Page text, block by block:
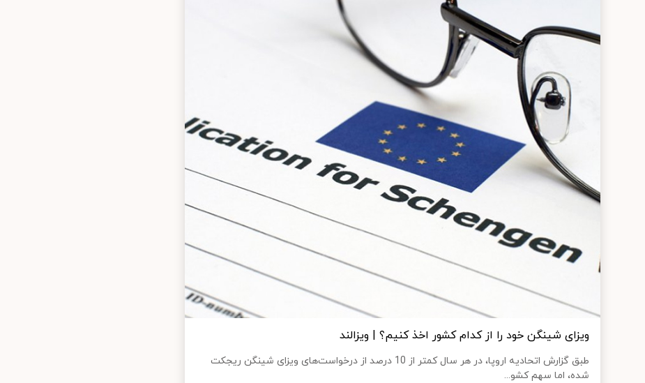
ویزای شینگن خود را از کدام کشور اخذ کنیم؟ | ویزالند
طبق گزارش اتحادیه اروپا، در هر سال کمتر از 10 درصد از درخواست‌های ویزای شینگن ریجکت
شده، اما سهم کشو...